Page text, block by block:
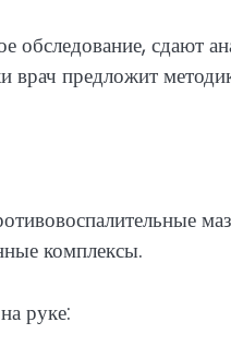
обследование, сдают
врач предложит
комплексы.
руке: